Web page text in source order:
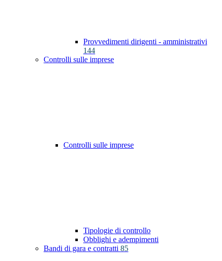
Provvedimenti dirigenti - amministrativi
144
Controlli sulle imprese
Controlli sulle imprese
Tipologie di controllo
Obblighi e adempimenti
Bandi di gara e contratti 85